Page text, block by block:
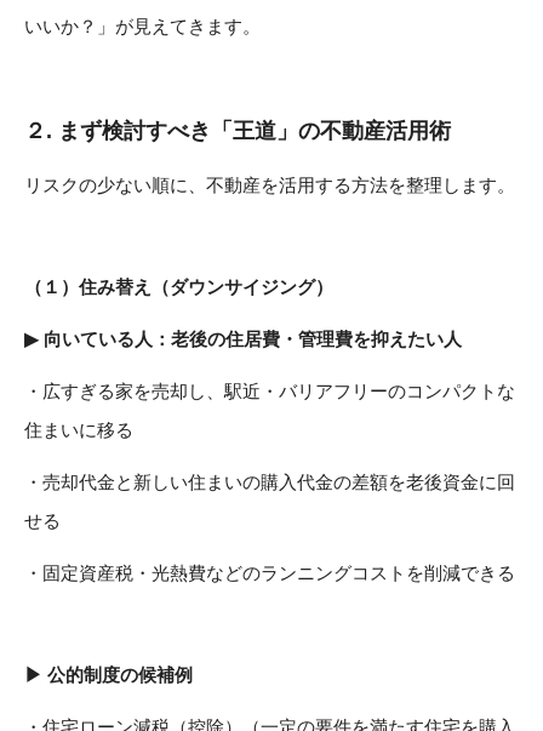
いいか？」が見えてきます。
２. まず検討すべき「王道」の不動産活用術
リスクの少ない順に、不動産を活用する方法を整理します。
（１） 住み替え（ダウンサイジング）
▶ 向いている人：老後の住居費・管理費を抑えたい人
・広すぎる家を売却し、駅近・バリアフリーのコンパクトな
住まいに移る
・売却代金と新しい住まいの購入代金の差額を老後資金に回
せる
・固定資産税・光熱費などのランニングコストを削減できる
▶ 公的制度の候補例